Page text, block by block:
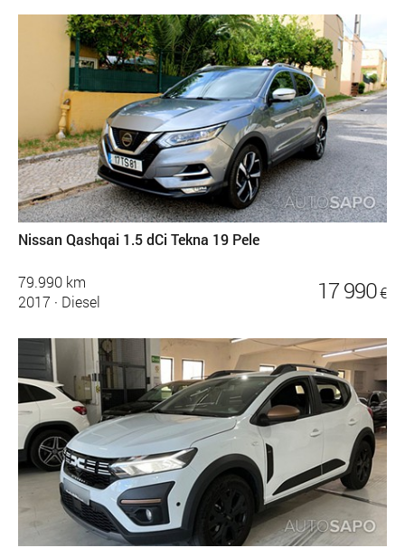
Nissan Qashqai 1.5 dCi Tekna 19 Pele
79.990 km
2017 · Diesel 17 990 €